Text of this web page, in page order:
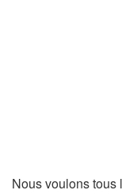
Nous voulons